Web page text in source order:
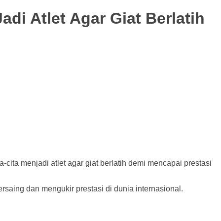
Atlet Agar Giat Berlatih
menjadi atlet agar giat berlatih demi mencapai prestasi
dan mengukir prestasi di dunia internasional.